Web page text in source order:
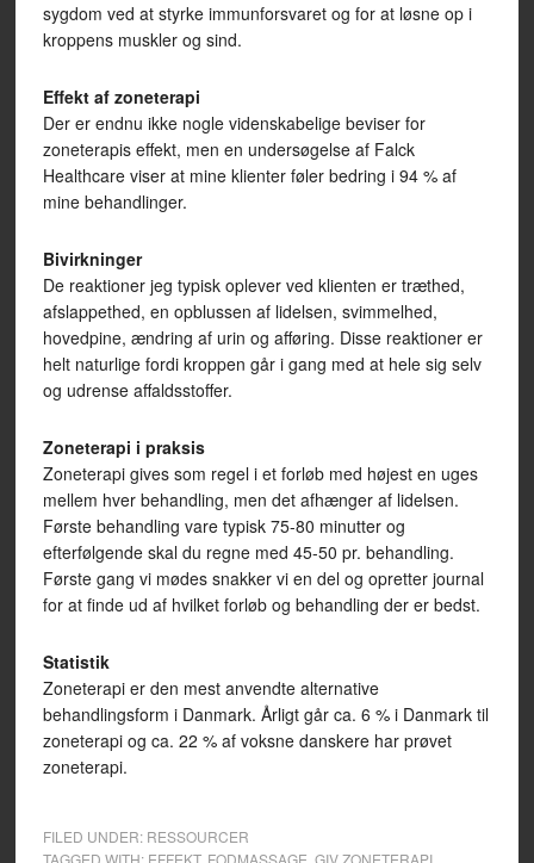
sygdom ved at styrke immunforsvaret og for at løsne op i
kroppens muskler og sind.
Effekt af zoneterapi
Der er endnu ikke nogle videnskabelige beviser for
zoneterapis effekt, men en undersøgelse af Falck
Healthcare viser at mine klienter føler bedring i 94 % af
mine behandlinger.
Bivirkninger
De reaktioner jeg typisk oplever ved klienten er træthed,
afslappethed, en opblussen af lidelsen, svimmelhed,
hovedpine, ændring af urin og afføring. Disse reaktioner er
helt naturlige fordi kroppen går i gang med at hele sig selv
og udrense affaldsstoffer.
Zoneterapi i praksis
Zoneterapi gives som regel i et forløb med højest en uges
mellem hver behandling, men det afhænger af lidelsen.
Første behandling vare typisk 75-80 minutter og
efterfølgende skal du regne med 45-50 pr. behandling.
Første gang vi mødes snakker vi en del og opretter journal
for at finde ud af hvilket forløb og behandling der er bedst.
Statistik
Zoneterapi er den mest anvendte alternative
behandlingsform i Danmark. Årligt går ca. 6 % i Danmark til
zoneterapi og ca. 22 % af voksne danskere har prøvet
zoneterapi.
FILED UNDER: RESSOURCER
TAGGED WITH: EFFEKT, FODMASSAGE GIV ZONETERAPI,